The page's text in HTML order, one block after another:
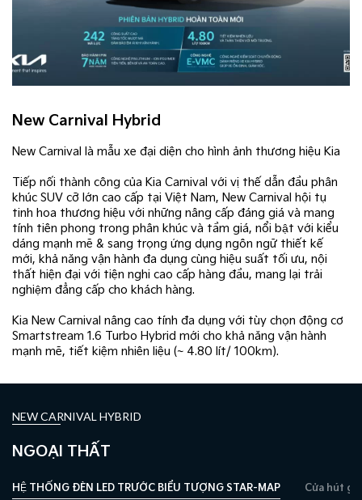
New Carnival Hybrid
New Carnival là mẫu xe đại diện cho hình ảnh thương hiệu Kia​
Tiếp nối thành công của Kia Carnival với vị thế dẫn đầu phân
khúc SUV cỡ lớn cao cấp tại Việt Nam, New Carnival hội tụ
tinh hoa thương hiệu với những nâng cấp đáng giá và mang
tính tiên phong trong phân khúc và tầm giá, nổi bật với kiểu
dáng mạnh mẽ & sang trọng ứng dụng ngôn ngữ thiết kế
mới, khả năng vận hành đa dụng cùng hiệu suất tối ưu, nội
thất hiện đại với tiện nghi cao cấp hàng đầu, mang lại trải
nghiệm đẳng cấp cho khách hàng.
Kia New Carnival nâng cao tính đa dụng với tùy chọn động cơ
Smartstream 1.6 Turbo Hybrid mới cho ​khả năng vận hành
mạnh mẽ, tiết kiệm nhiên liệu (~ 4.80 lít/ 100km).
NEW CARNIVAL HYBRID
NGOẠI THẤT
HỆ THỐNG ĐÈN LED TRƯỚC BIỂU TƯỢNG STAR-MAP Cửa hút